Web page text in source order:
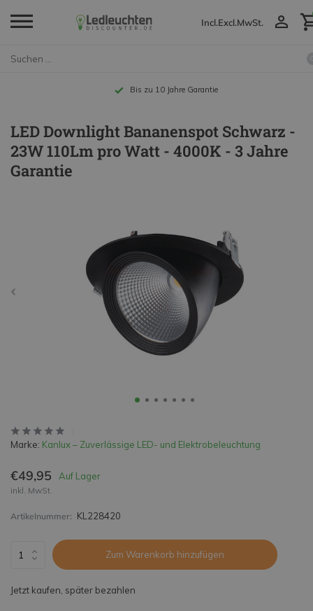
Incl.Excl.MwSt.
Bis zu 10 Jahre Garantie
LED Downlight Bananenspot Schwarz -
23W 110Lm pro Watt - 4000K - 3 Jahre
Garantie
Marke: Kanlux – Zuverlässige LED- und Elektrobeleuchtung
€49,95 Auf Lager
inkl. MwSt.
Artikelnummer: KL228420
Zum Warenkorb hinzufügen
Jetzt kaufen, später bezahlen